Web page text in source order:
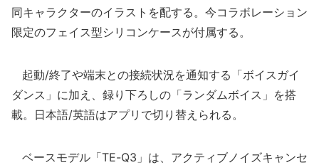
同キャラクターのイラストを配する。今コラボレーション
限定のフェイス型シリコンケースが付属する。
起動/終了や端末との接続状況を通知する「ボイスガイ
ダンス」に加え、録り下ろしの「ランダムボイス」を搭
載。日本語/英語はアプリで切り替えられる。
ベースモデル「TE-Q3」は、アクティブノイズキャンセ